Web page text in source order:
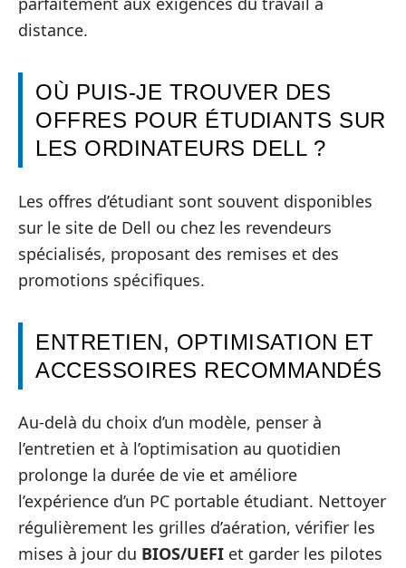
distance.
OÙ PUIS-JE TROUVER DES
OFFRES POUR ÉTUDIANTS SUR
LES ORDINATEURS DELL ?
Les offres d’étudiant sont souvent disponibles
sur le site de Dell ou chez les revendeurs
spécialisés, proposant des remises et des
promotions spécifiques.
ENTRETIEN, OPTIMISATION ET
ACCESSOIRES RECOMMANDÉS
Au-delà du choix d’un modèle, penser à
l’entretien et à l’optimisation au quotidien
prolonge la durée de vie et améliore
l’expérience d’un PC portable étudiant. Nettoyer
régulièrement les grilles d’aération, vérifier les
mises à jour du BIOS/UEFI et garder les pilotes